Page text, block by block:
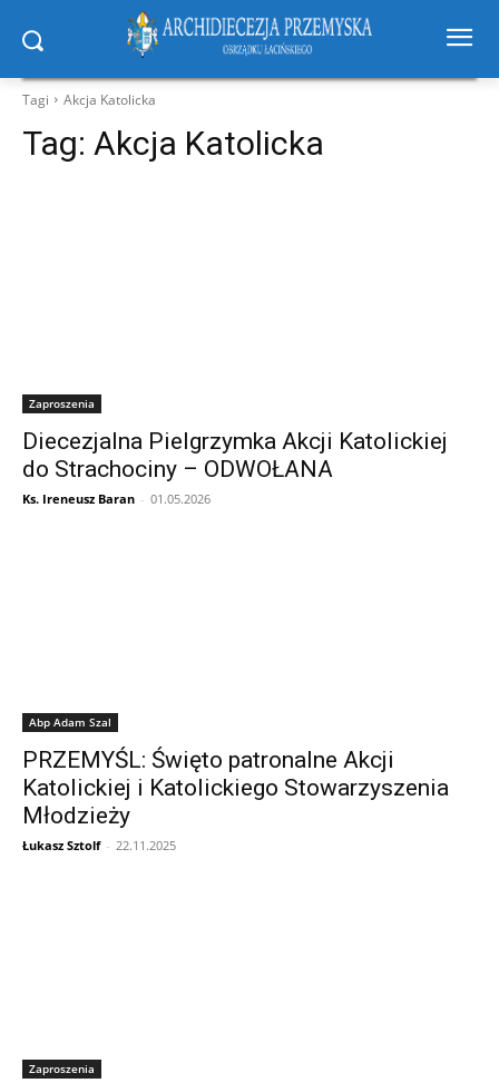
Tagi Akcja Katolicka
Tag: Akcja Katolicka
Zaproszenia
Diecezjalna Pielgrzymka Akcji Katolickiej
do Strachociny – ODWOŁANA
Ks. Ireneusz Baran - 01.05.2026
Abp Adam Szal
PRZEMYŚL: Święto patronalne Akcji
Katolickiej i Katolickiego Stowarzyszenia
Młodzieży
Łukasz Sztolf - 22.11.2025
Zaproszenia